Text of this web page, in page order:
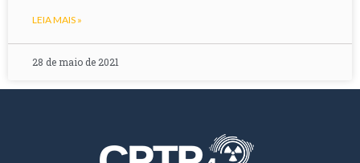
LEIA MAIS »
28 de maio de 2021